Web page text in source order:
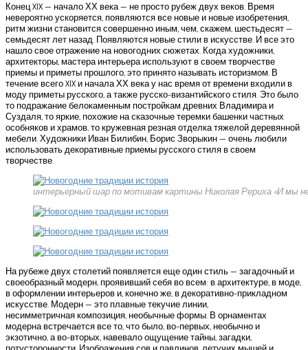
Конец XIX — начало ХХ века — не просто рубеж двух веков. Время
невероятно ускоряется, появляются все новые и новые изобретения,
ритм жизни становится совершенно иным, чем, скажем, шестьдесят —
семьдесят лет назад. Появляются новые стили в искусстве. И все это
нашло свое отражение на новогодних сюжетах. Когда художники,
архитекторы, мастера интерьера используют в своем творчестве
приемы и приметы прошлого, это принято называть историзмом. В
течение всего XIX и начала ХХ века у нас время от времени входили в
моду приметы русского, а также русско-византийского стиля. Это было
то подражание белокаменным постройкам древних Владимира и
Суздаля, то яркие, похожие на сказочные теремки башенки частных
особняков и храмов, то кружевная резная отделка тяжелой деревянной
мебели. Художники Иван Билибин, Борис Зворыкин — очень любили
использовать декоративные приемы русского стиля в своем
творчестве.
интерьерный шар по мотивам картины Николая Рериха «И мы
На рубеже двух столетий появляется еще один стиль — загадочный и
своеобразный модерн, проявивший себя во всем: в архитектуре, в моде,
в оформлении интерьеров и, конечно же, в декоративно-прикладном
искусстве. Модерн — это плавные текучие линии,
несимметричная композиция, необычные формы. В орнаментах
модерна встречается все то, что было, во-первых, необычно и
экзотично, а во-вторых, навевало ощущение тайны, загадки,